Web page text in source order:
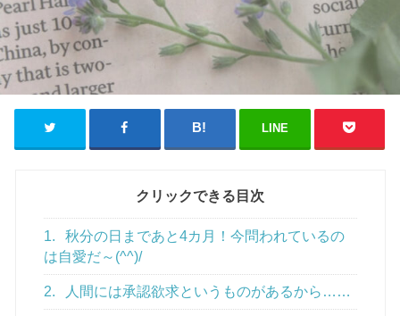
LINE
クリックできる目次
1.
秋分の日まであと4カ月！今問われているの
は自愛だ～(^^)/
2. 人間には承認欲求というものがあるから……